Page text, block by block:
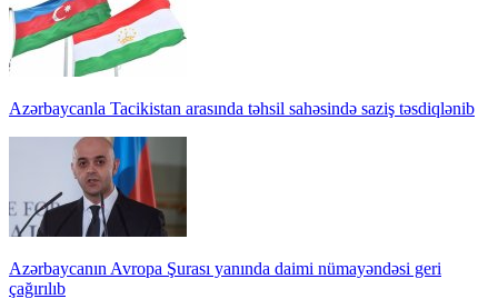
Azərbaycanla Tacikistan arasında təhsil sahəsində saziş təsdiqlənib
Azərbaycanın Avropa Şurası yanında daimi nümayəndəsi geri
çağırılıb